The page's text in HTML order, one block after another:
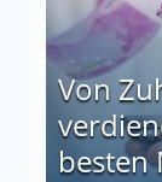
Von
besten